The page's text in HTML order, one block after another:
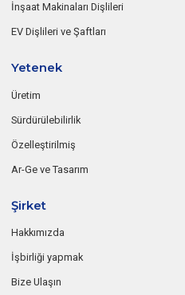
İnşaat Makinaları Dişlileri
EV Dişlileri ve Şaftları
Yetenek
Üretim
Sürdürülebilirlik
Özelleştirilmiş
Ar-Ge ve Tasarım
Şirket
Hakkımızda
İşbirliği yapmak
Bize Ulaşın